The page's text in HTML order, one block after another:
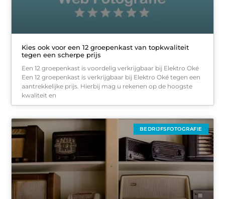
Kies ook voor een 12 groepenkast van topkwaliteit
tegen een scherpe prijs
Een 12 groepenkast is voordelig verkrijgbaar bij Elektro Oké
Een 12 groepenkast is verkrijgbaar bij Elektro Oké tegen een
aantrekkelijke prijs. Hierbij mag u rekenen op de hoogste
kwaliteit en
BEDRIJFSFOTOGRAFIE